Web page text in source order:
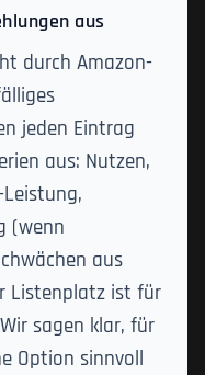
aus
durch Amazon-
jeden Eintrag
aus: Nutzen,
(wenn
aus
Listenplatz ist für
sagen klar, für
Option sinnvoll